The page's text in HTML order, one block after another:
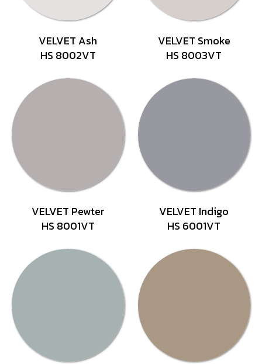
VELVET Ash
HS 8002VT
VELVET Smoke
HS 8003VT
VELVET Pewter
HS 8001VT
VELVET Indigo
HS 6001VT